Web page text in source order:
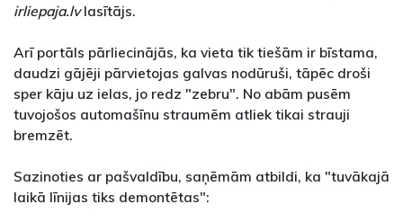
irliepaja.lvlasītājs.
Arī portāls pārliecinājās, ka vieta tik tiešām ir bīstama,
daudzi gājēji pārvietojas galvas nodūruši, tāpēc droši
sper kāju uz ielas, jo redz "zebru". No abām pusēm
tuvojošos automašīnu straumēm atliek tikai strauji
bremzēt.
Sazinoties ar pašvaldību, saņēmām atbildi, ka "tuvākajā
laikā līnijas tiks demontētas":